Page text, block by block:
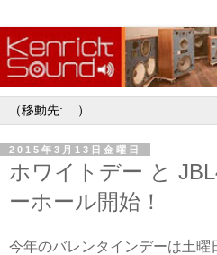
2015年3月13日金曜日
ホワイトデー と
ーホール開始！
今年のバレンタインデーは土曜